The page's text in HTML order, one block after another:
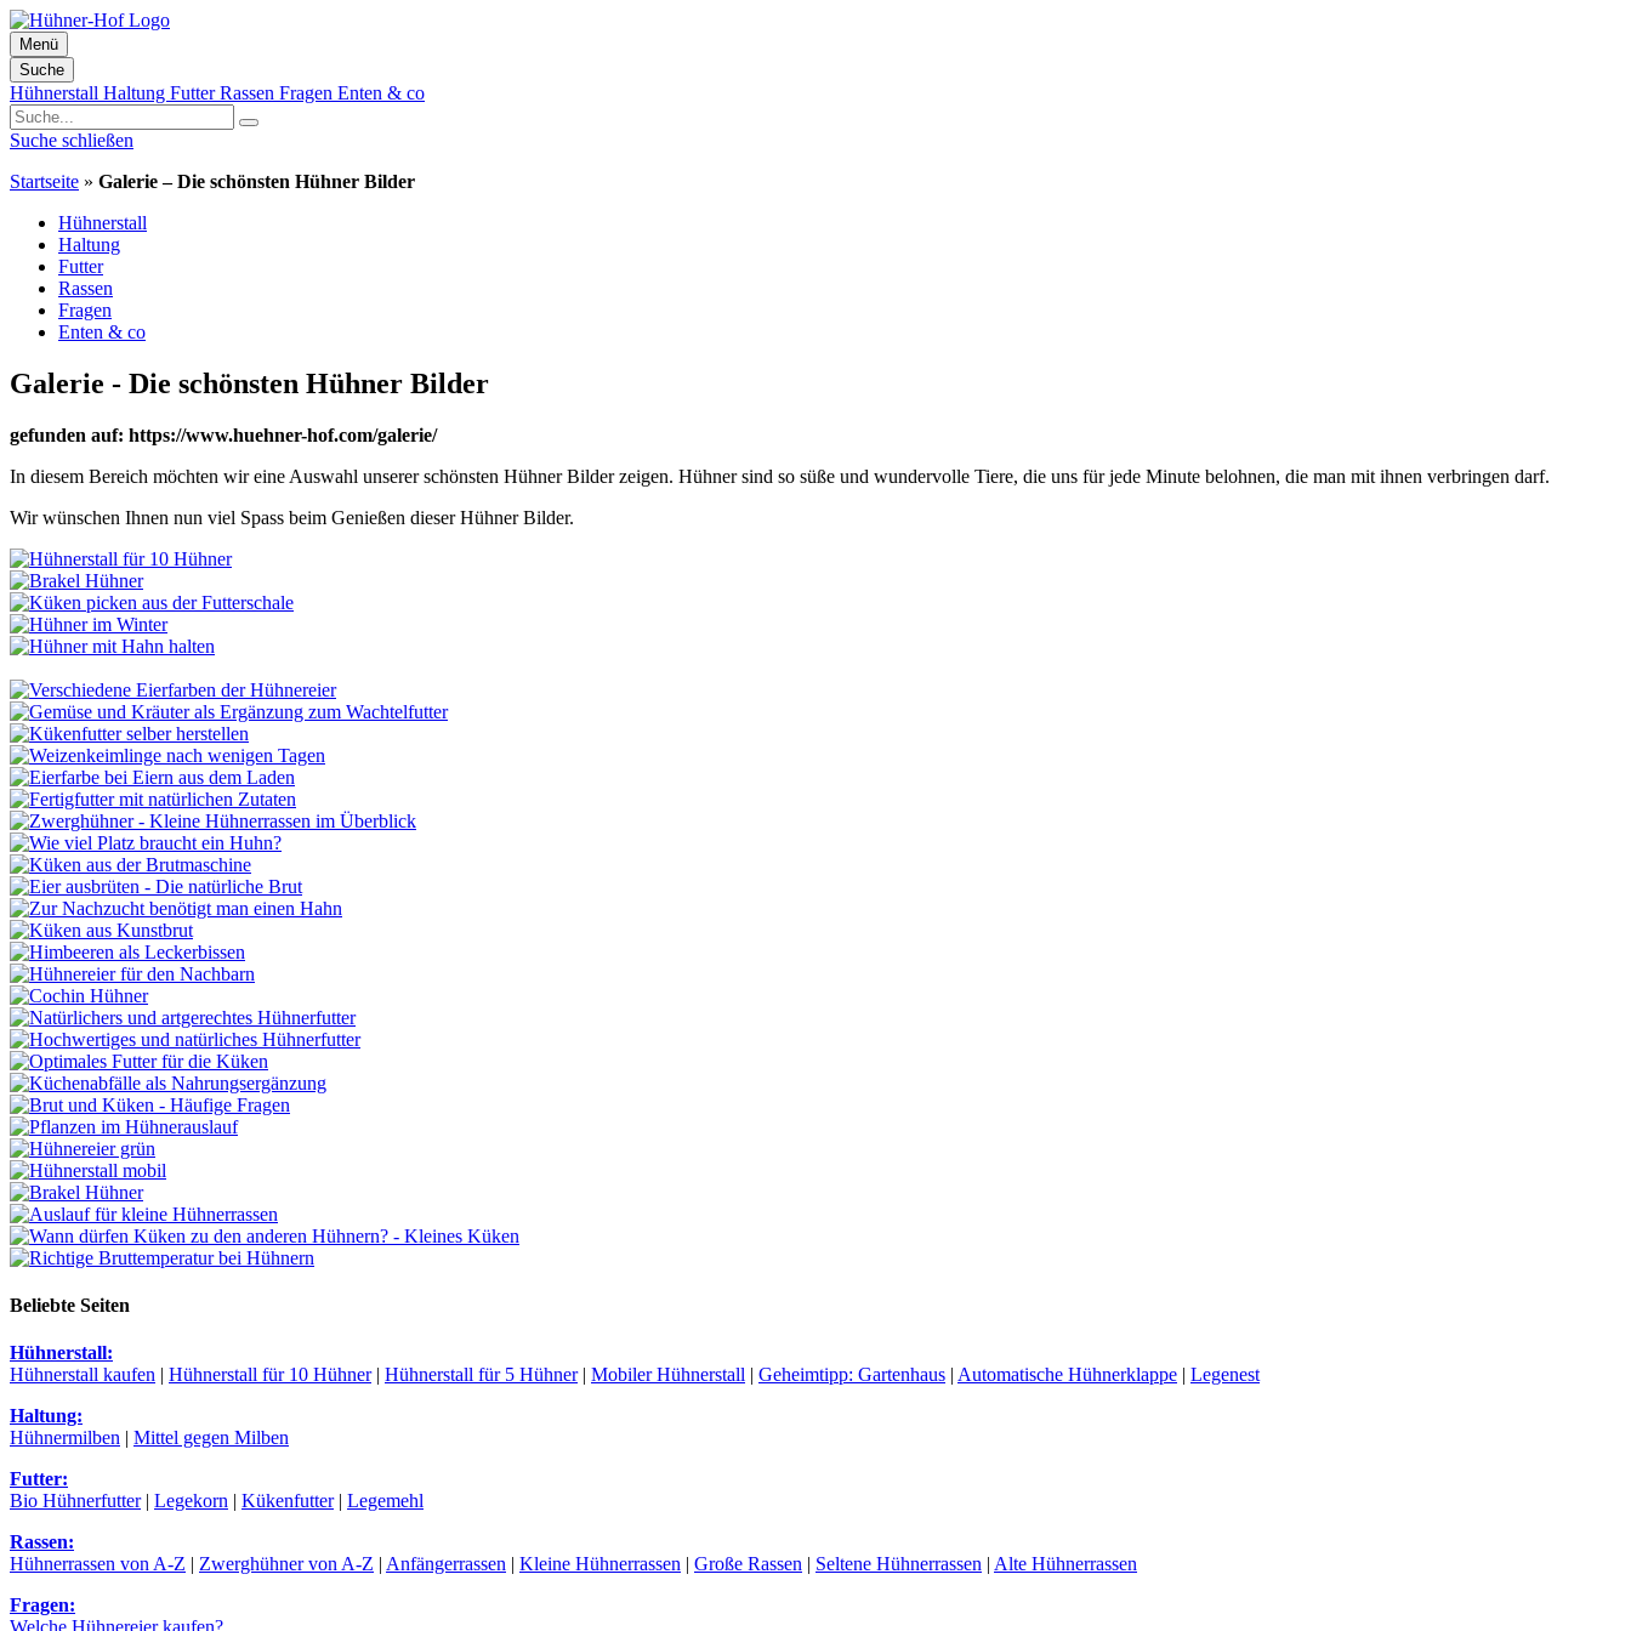
Menü
Suche
Zum
Inhalt
springen
Hühnerstall Haltung FutterRassen Fragen Enten & co
Suche schließen
Startseite » Galerie – Die schönsten Hühner Bilder
Hühnerstall
Haltung
Futter
Rassen
Fragen
Enten & co
Galerie - Die schönsten Hühner Bilder
gefunden auf: https://www.huehner-hof.com/galerie/
In diesem Bereich möchten wir eine Auswahl unserer schönsten Hühner Bilder zeigen. Hühner sind so süße und wundervolle Tiere, die uns für jede Minute belohnen, die man mit ihnen verbringen darf.
Wir wünschen Ihnen nun viel Spass beim Genießen dieser Hühner Bilder.
Beliebte Seiten
Hühnerstall:
Hühnerstall kaufen | Hühnerstall für 10 Hühner| Hühnerstall für 5 Hühner| Mobiler Hühnerstall | Geheimtipp: Gartenhaus | Automatische Hühnerklappe | Legenest
Haltung:
Hühnermilben | Mittel gegen Milben
Futter:
Bio Hühnerfutter| Legekorn | Kükenfutter| Legemehl
Rassen:
Hühnerrassen von A-Z | Zwerghühner von A-Z | Anfängerrassen | Kleine Hühnerrassen | Große Rassen | Seltene Hühnerrassen | Alte Hühnerrassen
Fragen: